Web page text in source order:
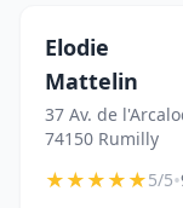
Elodie
Mattelin
37 Av. de
74150 Rumilly
★★★★★5/5•